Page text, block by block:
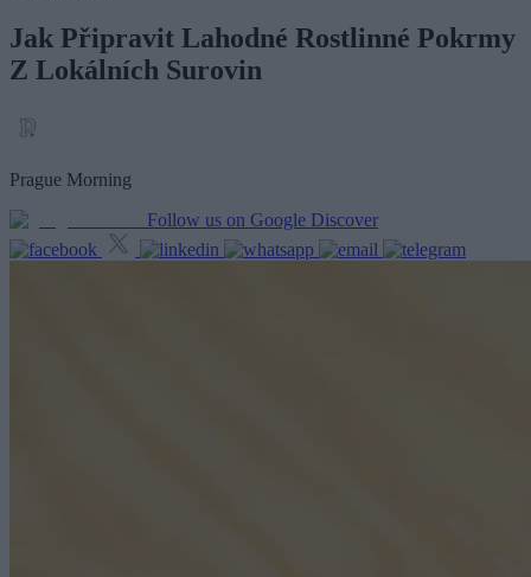
Jak Připravit Lahodné Rostlinné Pokrmy
Z Lokálních Surovin
Prague Morning
Follow us on Google Discover